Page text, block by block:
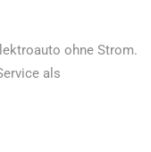
ohne Strom.
als